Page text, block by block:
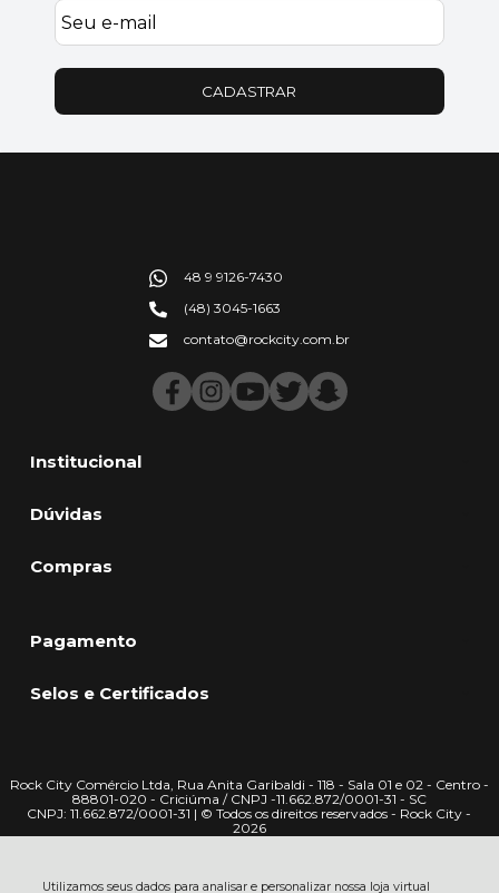
Utilizamos seus dados para analisar e personalizar nossa loja virtual
CADASTRAR
Institucional
Dúvidas
Compras
48 9 9126-7430
(48) 3045-1663
contato@rockcity.com.br
Pagamento
Selos e Certificados
Rock City Comércio Ltda, Rua Anita Garibaldi - 118 - Sala 01 e 02 - Centro -
88801-020 - Criciúma / CNPJ -11.662.872/0001-31 - SC
CNPJ: 11.662.872/0001-31 | © Todos os direitos reservados - Rock City -
2026